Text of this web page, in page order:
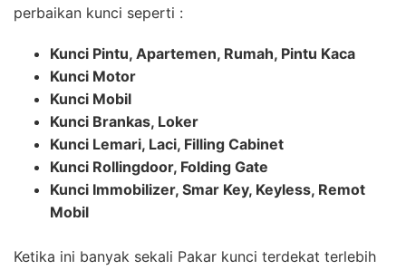
perbaikan kunci seperti :
Kunci Pintu, Apartemen, Rumah, Pintu Kaca
Kunci Motor
Kunci Mobil
Kunci Brankas, Loker
Kunci Lemari, Laci, Filling Cabinet
Kunci Rollingdoor, Folding Gate
Kunci Immobilizer, Smar Key, Keyless, Remot
Mobil
Ketika ini banyak sekali Pakar kunci terdekat terlebih